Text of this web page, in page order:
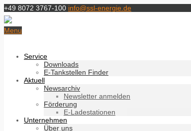
+49 8072 3767-100 info@ssl-energie.de
Menu
Service
Downloads
E-Tankstellen Finder
Aktuell
Newsarchiv
Newsletter anmelden
Förderung
E-Ladestationen
Unternehmen
Über uns